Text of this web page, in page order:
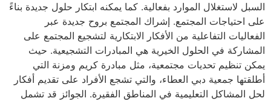
السبل لاستغلال الموارد بفعالية. كما يمكنه ابتكار حلول جديدة بناءً
على احتياجات المجتمع. إشراك المجتمع بروح جديدة عبر
الفعاليات التفاعلية من الأفكار الابتكارية لتشجيع المجتمع على
المشاركة في الحلول الخيرية هي المبادرات التشجيعية. حيث
يمكن تنظيم تحديات مجتمعية، مثل مبادرة كريم ومزنة التي
أطلقتها جمعية دبي العطاء، والتي تشجع الأفراد على تقديم أفكار
لحل المشاكل التعليمية في المناطق الفقيرة. الجوائز قد تشمل